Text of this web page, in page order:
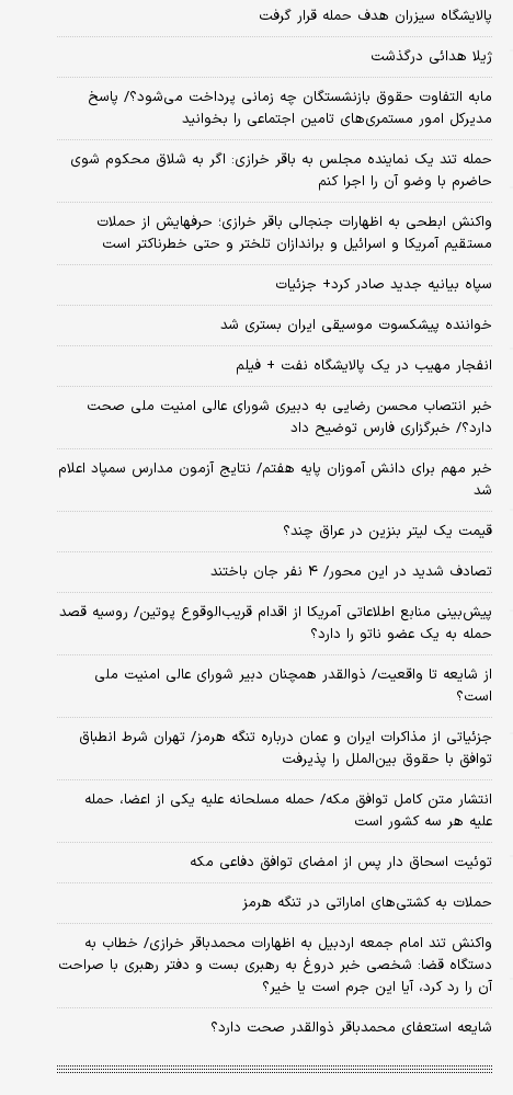
پالایشگاه سیزران هدف حمله قرار گرفت
ژیلا هدائی درگذشت
مابه التفاوت حقوق بازنشستگان چه زمانی پرداخت می‌شود؟/ پاسخ
مدیرکل امور مستمری‌های تامین اجتماعی را بخوانید
حمله تند یک نماینده مجلس به باقر خرازی: اگر به شلاق محکوم شوی
حاضرم با وضو آن را اجرا کنم
واکنش ابطحی به اظهارات جنجالی باقر خرازی؛ حرفهایش از حملات
مستقیم آمریکا و اسرائیل و براندازان تلختر و حتی خطرناکتر است
سپاه بیانیه جدید صادر کرد+ جزئیات
خواننده پیشکسوت موسیقی ایران بستری شد
انفجار مهیب در یک پالایشگاه نفت + فیلم
خبر انتصاب محسن رضایی به دبیری شورای عالی امنیت ملی صحت
دارد؟/ خبرگزاری فارس توضیح داد
خبر مهم برای دانش آموزان پایه هفتم/ نتایج آزمون مدارس سمپاد اعلام
شد
قیمت یک لیتر بنزین در عراق چند؟
تصادف شدید در این محور/ ۴ نفر جان باختند
پیش‌بینی منابع اطلاعاتی آمریکا از اقدام قریب‌الوقوع پوتین/ روسیه قصد
حمله به یک عضو ناتو را دارد؟
از شایعه تا واقعیت/ ذوالقدر همچنان دبیر شورای ‌عالی امنیت ملی
است؟
جزئیاتی از مذاکرات ایران و عمان درباره تنگه هرمز/ تهران شرط انطباق
توافق با حقوق بین‌الملل را پذیرفت
انتشار متن کامل توافق مکه/ حمله مسلحانه علیه یکی از اعضا، حمله
علیه هر سه کشور است
توئیت اسحاق دار پس از امضای توافق دفاعی مکه
حملات به کشتی‌های اماراتی در تنگه هرمز
واکنش تند امام جمعه اردبیل به اظهارات محمدباقر خرازی/ خطاب به
دستگاه قضا: شخصی خبر دروغ به رهبری بست و دفتر رهبری با صراحت
آن را رد کرد، آیا این جرم است یا خیر؟
شایعه استعفای محمدباقر ذوالقدر صحت دارد؟